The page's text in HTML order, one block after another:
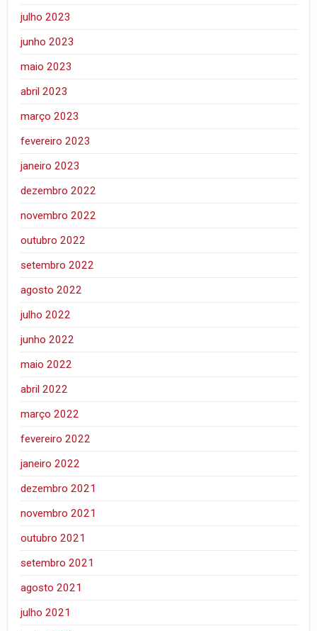
julho 2023
junho 2023
maio 2023
abril 2023
março 2023
fevereiro 2023
janeiro 2023
dezembro 2022
novembro 2022
outubro 2022
setembro 2022
agosto 2022
julho 2022
junho 2022
maio 2022
abril 2022
março 2022
fevereiro 2022
janeiro 2022
dezembro 2021
novembro 2021
outubro 2021
setembro 2021
agosto 2021
julho 2021